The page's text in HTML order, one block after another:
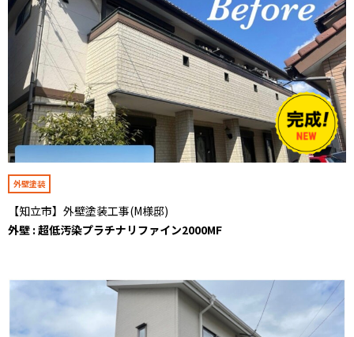
外壁塗装
【知立市】外壁塗装工事(M様邸)
外壁 : 超低汚染プラチナリファイン2000MF